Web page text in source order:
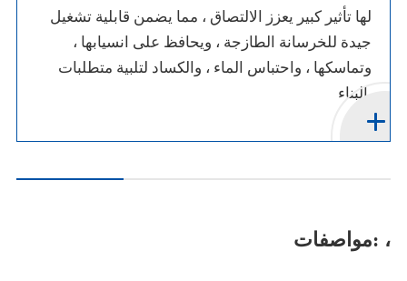
له تأثير قوي في وقت مبكر ، مع نسبة قوة انضغاطية
لمدة يوم واحد من الخرسانة المرشوصة ≥ ، دون التأثير
على القوة اللاحقة. يمكن أن تصل نسبة قوة الضغط
مواصفات: ،